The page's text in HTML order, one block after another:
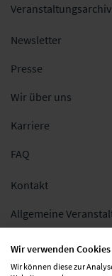
Veranstaltungsarchiv
Newsletter
Presse
Wir über uns
Karriere
FAQ
Kontakt
Allgemeine
Datenschutz
Wir verwenden Cookies
Wir können diese zur